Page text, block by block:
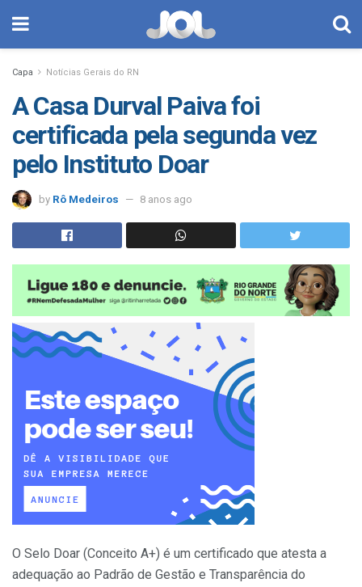
Capa Notícias Gerais do RN
A Casa Durval Paiva foi
certificada pela segunda vez
pelo Instituto Doar
by Rô Medeiros 8 anos ago
O Selo Doar (Conceito A+) é um certificado que atesta a
adequação ao Padrão de Gestão e Transparência do